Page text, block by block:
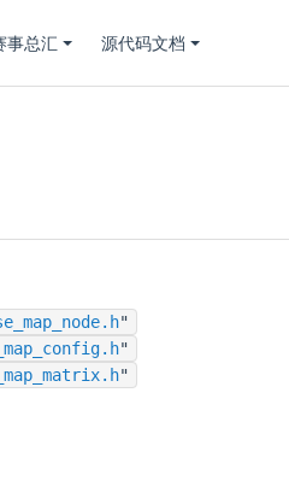
事总汇 源代码文档
"
"
"